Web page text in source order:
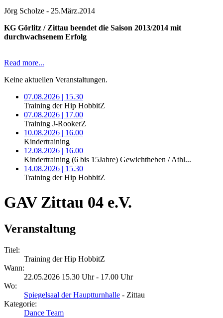
Jörg Scholze - 25.März.2014
KG Görlitz / Zittau beendet die Saison 2013/2014 mit
durchwachsenem Erfolg
Read more...
Keine aktuellen Veranstaltungen.
07.08.2026 | 15.30
Training der Hip HobbitZ
07.08.2026 | 17.00
Training J-RookerZ
10.08.2026 | 16.00
Kindertraining
12.08.2026 | 16.00
Kindertraining (6 bis 15Jahre) Gewichtheben / Athl...
14.08.2026 | 15.30
Training der Hip HobbitZ
GAV Zittau 04 e.V.
Veranstaltung
Titel:
Training der Hip HobbitZ
Wann:
22.05.2026 15.30 Uhr - 17.00 Uhr
Wo:
Spiegelsaal der Hauptturnhalle - Zittau
Kategorie:
Dance Team